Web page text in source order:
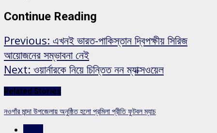
Continue Reading
Previous: এখনই ভারত-পাকিস্তান দ্বিপক্ষীয় সিরিজ
আয়োজনের সম্ভাবনা নেই
Next: ওয়ার্নারকে নিয়ে চিন্তিত নন ম্যাক্সওয়েল
Related Stories
নওগাঁর মান্দা উপজেলায় অনুষ্ঠিত হলো প্রমিলা প্রীতি ফুটবল ম্যাচ